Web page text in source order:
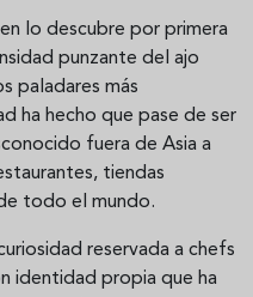
lo descubre por primera
punzante del ajo
paladares más
ha hecho que pase de ser
fuera de Asia a
tiendas
todo el mundo.
reservada a chefs
identidad propia que ha